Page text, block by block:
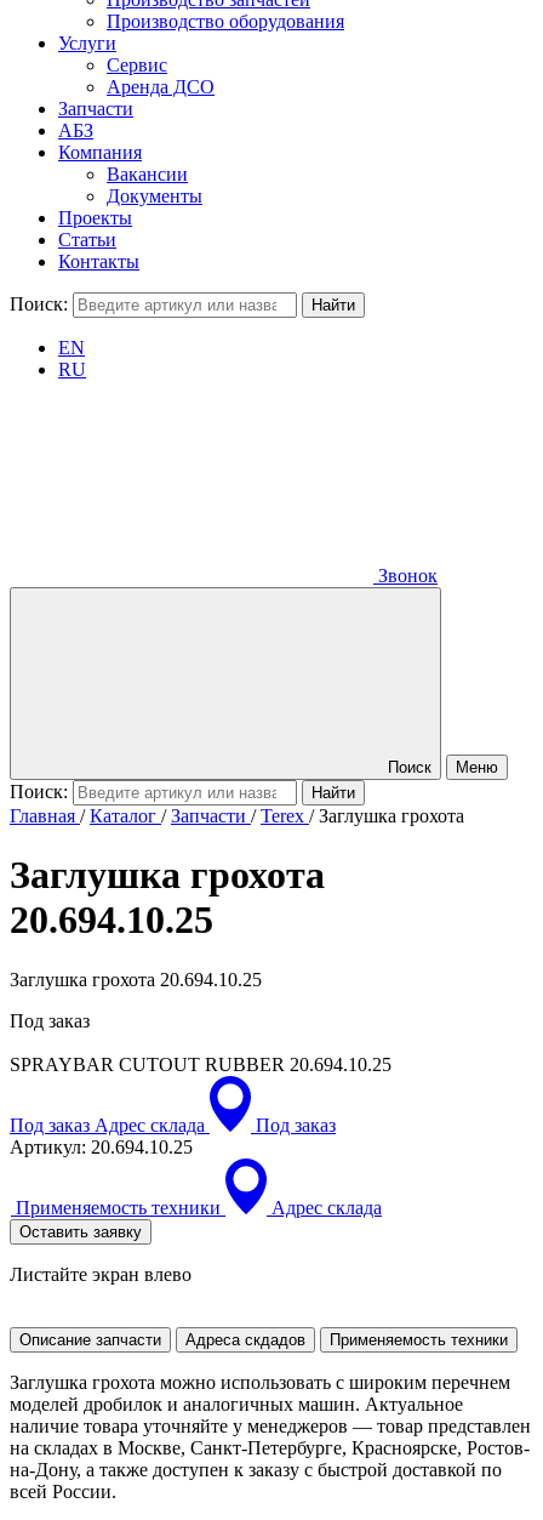
Производство оборудования
Услуги
Сервис
Аренда ДСО
Запчасти
АБЗ
Компания
Вакансии
Документы
Проекты
Статьи
Контакты
Поиск:
EN
RU
Звонок
Поиск Меню
Поиск:
Главная /Каталог /Запчасти /Terex /Заглушка грохота
Заглушка грохота
20.694.10.25
Заглушка грохота 20.694.10.25
Под заказ
SPRAYBAR CUTOUT RUBBER 20.694.10.25
Под заказ Адрес склада
Под заказ
Артикул: 20.694.10.25
Применяемость техники Адрес склада
Оставить заявку
Листайте экран влево
Описание запчасти Адреса скдадов Применяемость техники
Заглушка грохота можно использовать с широким перечнем
моделей дробилок и аналогичных машин. Актуальное
наличие товара уточняйте у менеджеров — товар представлен
на складах в Москве, Санкт-Петербурге, Красноярске, Ростов-
на-Дону, а также доступен к заказу с быстрой доставкой по
всей России.